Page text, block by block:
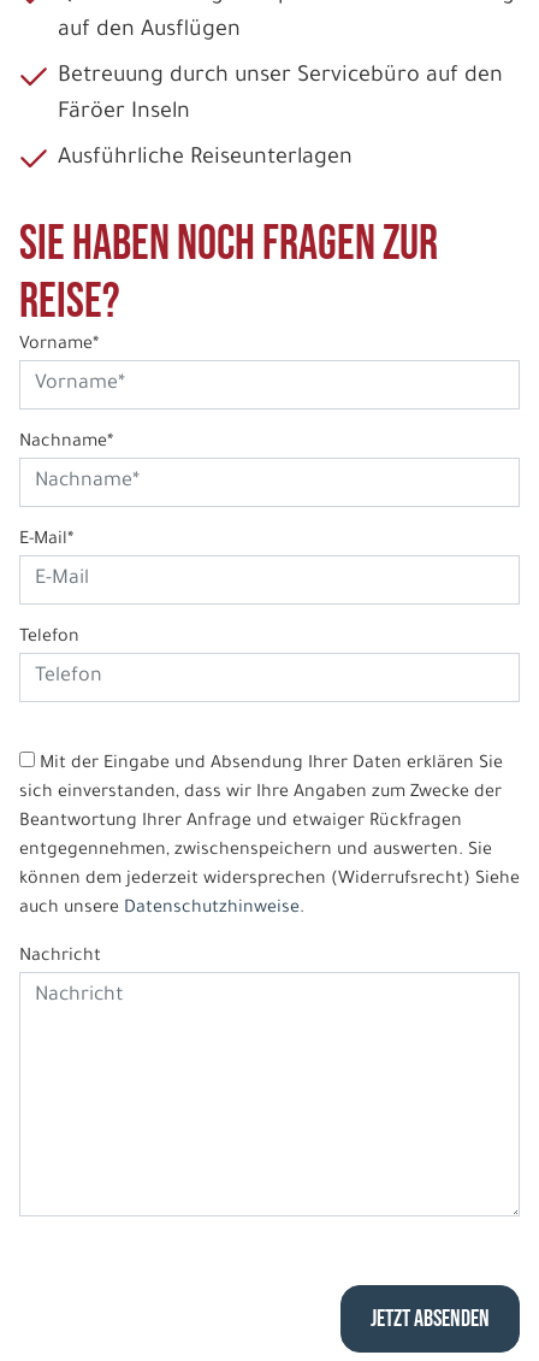
auf den Ausflügen
Betreuung durch unser Servicebüro auf den
Färöer Inseln
Ausführliche Reiseunterlagen
Sie haben noch Fragen zur
Reise?
Vorname*
Nachname*
E-Mail*
Telefon
Mit der Eingabe und Absendung Ihrer Daten erklären Sie
sich einverstanden, dass wir Ihre Angaben zum Zwecke der
Beantwortung Ihrer Anfrage und etwaiger Rückfragen
entgegennehmen, zwischenspeichern und auswerten. Sie
können dem jederzeit widersprechen (Widerrufsrecht) Siehe
auch unsere Datenschutzhinweise.
Nachricht